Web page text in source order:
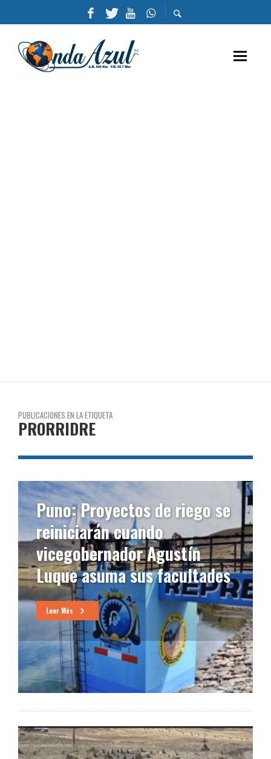
PUBLICACIONES EN LA ETIQUETA
PRORRIDRE
Puno: Proyectos de riego se
reiniciarán cuando
vicegobernador Agustín
Luque asuma sus facultades
Leer Más